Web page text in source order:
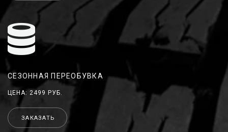
СЕЗОННАЯ ПЕРЕОБУВКА
ЦЕНА: 2499 РУБ.
ЗАКАЗАТЬ